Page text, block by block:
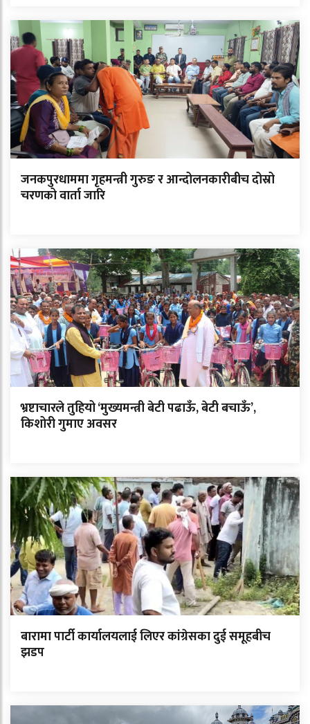
जनकपुरधाममा गृहमन्त्री गुरुङ र आन्दोलनकारीबीच दोस्रो
चरणको वार्ता जारि
भ्रष्टाचारले तुहियो ‘मुख्यमन्त्री बेटी पढाऊँ, बेटी बचाऊँ’,
किशोरी गुमाए अवसर
बारामा पार्टी कार्यालयलाई लिएर कांग्रेसका दुई समूहबीच
झडप